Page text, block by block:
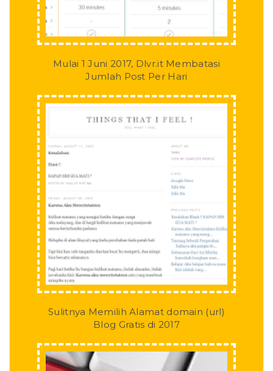
Mulai 1 Juni 2017, Dlvr.it Membatasi
Jumlah Post Per Hari
Sulitnya Memilih Alamat domain (url)
Blog Gratis di 2017